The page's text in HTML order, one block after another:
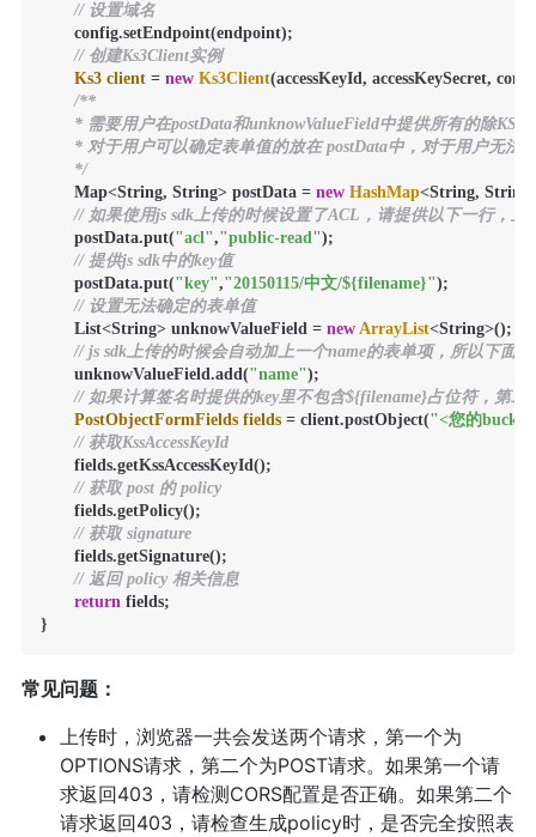
// 设置域名
       config.setEndpoint(endpoint);
// 创建Ks3Client实例
Ks3 client = new Ks3Client(accessKeyId, accessKeySecret,
/**
* 需要用户在postData和unknowValueField中提供所有的除
* 对于用户可以确定表单值的放在 postData中，对于用户
       */
       Map<String, String> postData =
new HashMap<String,
// 如果使用js sdk上传的时候设置了ACL，请提供以下一行，
       postData.put(
"acl","public-read");
// 提供js sdk中的key值
       postData.put(
"key","20150115/中文/${filename}");
// 设置无法确定的表单值
       List<String> unknowValueField =
new ArrayList<String>();
// js sdk上传的时候会自动加上一个name的表单项，所以下面
       unknowValueField.add(
"name");
// 如果计算签名时提供的key里不包含${filename}占位符，第
PostObjectFormFields fields = client.postObject("<您的
// 获取KssAccessKeyId
       fields.getKssAccessKeyId();
// 获取 post 的 policy
       fields.getPolicy();
// 获取 signature
       fields.getSignature();
// 返回 policy 相关信息
return fields;
常见问题：
上传时，浏览器一共会发送两个请求，第一个为
OPTIONS请求，第二个为POST请求。如果第一个请
求返回403，请检测CORS配置是否正确。如果第二个
请求返回403，请检查生成policy时，是否完全按照表